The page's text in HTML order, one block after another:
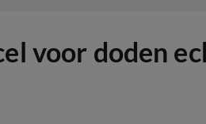
voor doden